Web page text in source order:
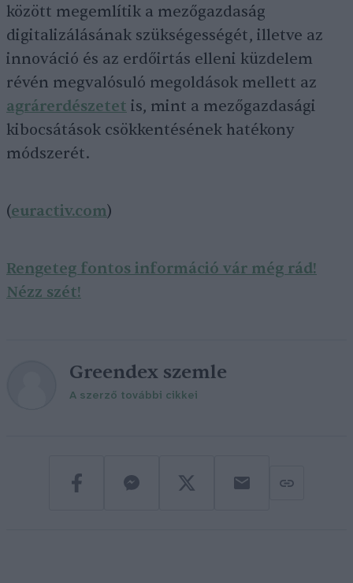
között megemlítik a mezőgazdaság
digitalizálásának szükségességét, illetve az
innováció és az erdőirtás elleni küzdelem
révén megvalósuló megoldások mellett az
agrárerdészetet is, mint a mezőgazdasági
kibocsátások csökkentésének hatékony
módszerét.
(euractiv.com)
Rengeteg fontos információ vár még rád!
Nézz szét!
Greendex szemle
A szerző további cikkei